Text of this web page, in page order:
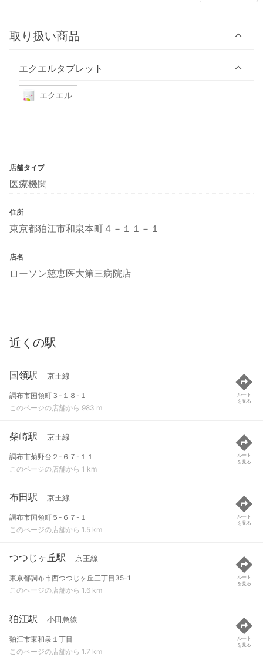
取り扱い商品
エクエルタブレット
エクエル
店舗タイプ
医療機関
住所
東京都狛江市和泉本町４－１１－１
店名
ローソン慈恵医大第三病院店
近くの駅
国領駅 京王線
調布市国領町３-１８-１
このページの店舗から 983 m
ルート
を見る
柴崎駅 京王線
調布市菊野台２-６７-１１
このページの店舗から 1 km
ルート
を見る
布田駅 京王線
調布市国領町５-６７-１
このページの店舗から 1.5 km
ルート
を見る
つつじヶ丘駅 京王線
東京都調布市西つつじヶ丘三丁目35-1
このページの店舗から 1.6 km
ルート
を見る
狛江駅 小田急線
狛江市東和泉１丁目
このページの店舗から 1.7 km
ルート
を見る